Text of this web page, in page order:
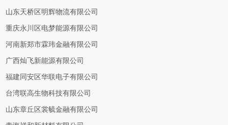
山东天桥区明辉物流有限公司
重庆永川区电梦能源有限公司
河南新郑市霖玮金融有限公司
广西灿飞新能源有限公司
福建同安区华联电子有限公司
台湾联高生物科技有限公司
山东章丘区裳毓金融有限公司